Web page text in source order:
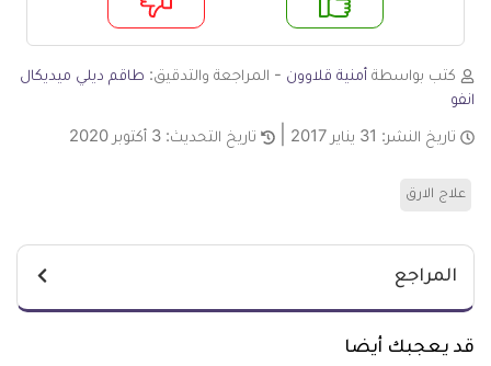
لا
كتب بواسطة أمنية قلاوون - المراجعة والتدقيق: طاقم ديلي ميديكال
انفو
تاريخ النشر: 31 يناير 2017 تاريخ التحديث: 3 أكتوبر 2020
علاج الارق
المراجع
قد يعجبك أيضا